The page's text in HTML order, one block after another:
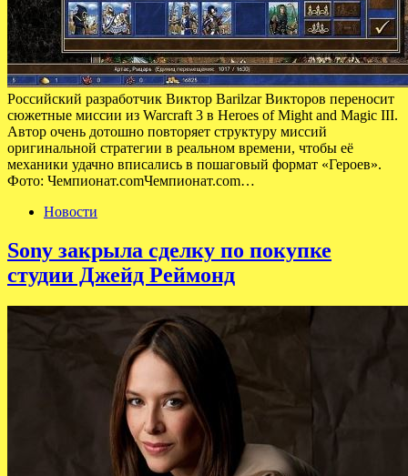
Российский разработчик Виктор Barilzar Викторов переносит
сюжетные миссии из Warcraft 3 в Heroes of Might and Magic III.
Автор очень дотошно повторяет структуру миссий
оригинальной стратегии в реальном времени, чтобы её
механики удачно вписались в пошаговый формат «Героев».
Фото: Чемпионат.comЧемпионат.com…
Новости
Sony закрыла сделку по покупке
студии Джейд Реймонд